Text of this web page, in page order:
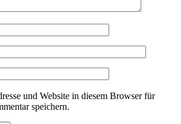
und Website in diesem Browser für
speichern.